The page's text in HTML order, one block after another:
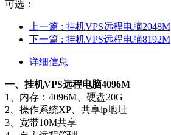
可选：
上一篇 : 挂机VPS远程电脑2048M
下一篇 : 挂机VPS远程电脑8192M
详细信息
一、挂机VPS远程电脑4096M
1、内存：4096M、硬盘20G
2、操作系统XP、共享ip地址
3、宽带10M共享